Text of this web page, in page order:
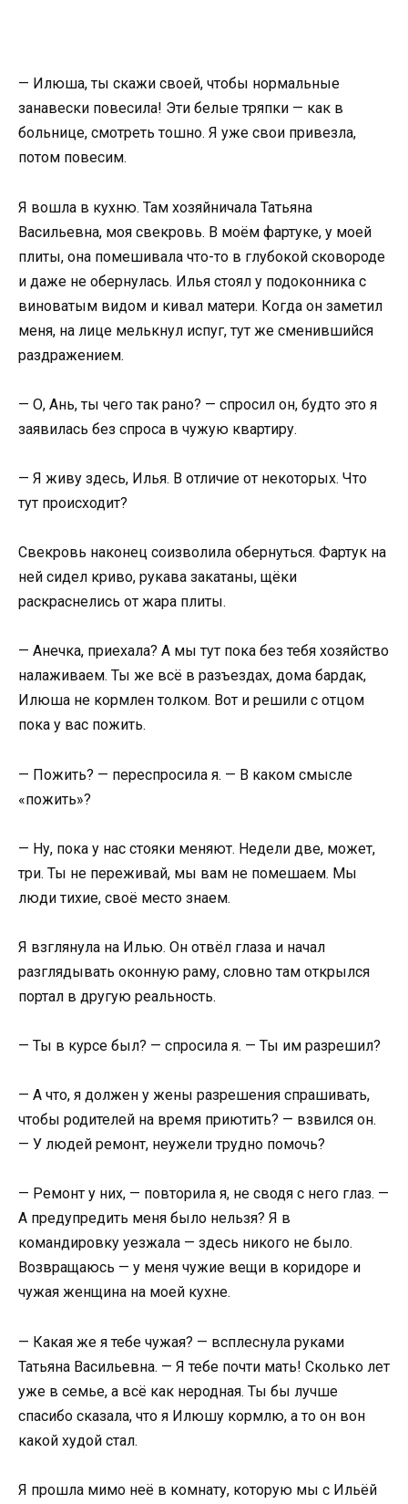
— Илюша, ты скажи своей, чтобы нормальные
занавески повесила! Эти белые тряпки — как в
больнице, смотреть тошно. Я уже свои привезла,
потом повесим.
Я вошла в кухню. Там хозяйничала Татьяна
Васильевна, моя свекровь. В моём фартуке, у моей
плиты, она помешивала что-то в глубокой сковороде
и даже не обернулась. Илья стоял у подоконника с
виноватым видом и кивал матери. Когда он заметил
меня, на лице мелькнул испуг, тут же сменившийся
раздражением.
— О, Ань, ты чего так рано? — спросил он, будто это я
заявилась без спроса в чужую квартиру.
— Я живу здесь, Илья. В отличие от некоторых. Что
тут происходит?
Свекровь наконец соизволила обернуться. Фартук на
ней сидел криво, рукава закатаны, щёки
раскраснелись от жара плиты.
— Анечка, приехала? А мы тут пока без тебя хозяйство
налаживаем. Ты же всё в разъездах, дома бардак,
Илюша не кормлен толком. Вот и решили с отцом
пока у вас пожить.
— Пожить? — переспросила я. — В каком смысле
«пожить»?
— Ну, пока у нас стояки меняют. Недели две, может,
три. Ты не переживай, мы вам не помешаем. Мы
люди тихие, своё место знаем.
Я взглянула на Илью. Он отвёл глаза и начал
разглядывать оконную раму, словно там открылся
портал в другую реальность.
— Ты в курсе был? — спросила я. — Ты им разрешил?
— А что, я должен у жены разрешения спрашивать,
чтобы родителей на время приютить? — взвился он.
— У людей ремонт, неужели трудно помочь?
— Ремонт у них, — повторила я, не сводя с него глаз. —
А предупредить меня было нельзя? Я в
командировку уезжала — здесь никого не было.
Возвращаюсь — у меня чужие вещи в коридоре и
чужая женщина на моей кухне.
— Какая же я тебе чужая? — всплеснула руками
Татьяна Васильевна. — Я тебе почти мать! Сколько лет
уже в семье, а всё как неродная. Ты бы лучше
спасибо сказала, что я Илюшу кормлю, а то он вон
какой худой стал.
Я прошла мимо неё в комнату, которую мы с Ильёй